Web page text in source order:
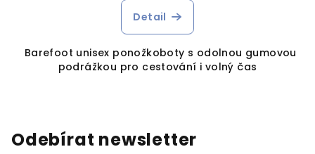
Detail
Barefoot unisex ponožkoboty s odolnou gumovou
podrážkou pro cestování i volný čas
Odebírat newsletter